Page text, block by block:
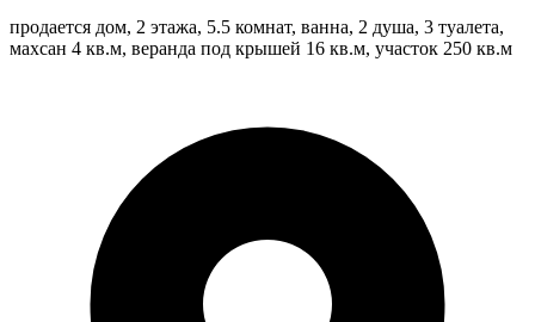
продается дом, 2 этажа, 5.5 комнат, ванна, 2 душа, 3 туалета,
махсан 4 кв.м, веранда под крышей 16 кв.м, участок 250 кв.м